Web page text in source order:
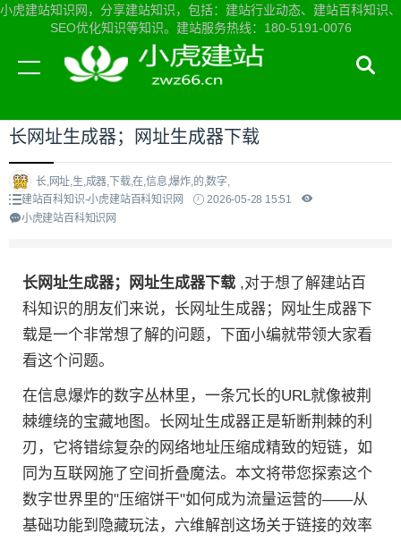
小虎建站知识网，分享建站知识，包括：建站行业动态、建站百科知识、
SEO优化知识等知识。建站服务热线：180-5191-0076
当前位置：小虎建站知识网首页>建站百科知识
长网址生成器；网址生成器下载
长,网址,生,成器,下载,在,信息,爆炸,的,数字,
建站百科知识-小虎建站百科知识网
2026-05-28 15:51
小虎建站百科知识网
长网址生成器；网址生成器下载 ,对于想了解建站百
科知识的朋友们来说，长网址生成器；网址生成器下
载是一个非常想了解的问题，下面小编就带领大家看
看这个问题。
在信息爆炸的数字丛林里，一条冗长的URL就像被荆
棘缠绕的宝藏地图。长网址生成器正是斩断荆棘的利
刃，它将错综复杂的网络地址压缩成精致的短链，如
同为互联网施了空间折叠魔法。本文将带您探索这个
数字世界里的"压缩饼干"如何成为流量运营的——从
基础功能到隐藏玩法，六维解剖这场关于链接的效率